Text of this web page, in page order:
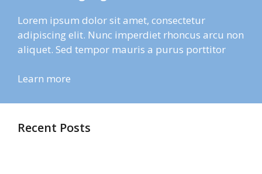
Lorem ipsum dolor sit amet, consectetur
adipiscing elit. Nunc imperdiet rhoncus arcu non
aliquet. Sed tempor mauris a purus porttitor
Learn more
Recent Posts